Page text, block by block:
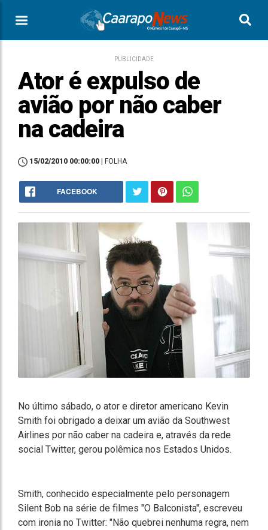
PUBLICIDADE
Ator é expulso de
avião por não caber
na cadeira
15/02/2010 00:00:00 | FOLHA
FACEBOOK
No último sábado, o ator e diretor americano Kevin
Smith foi obrigado a deixar um avião da Southwest
Airlines por não caber na cadeira e, através da rede
social Twitter, gerou polêmica nos Estados Unidos.
Smith, conhecido especialmente pelo personagem
Silent Bob na série de filmes "O Balconista", escreveu
com ironia no Twitter: "Não quebrei nenhuma regra, nem